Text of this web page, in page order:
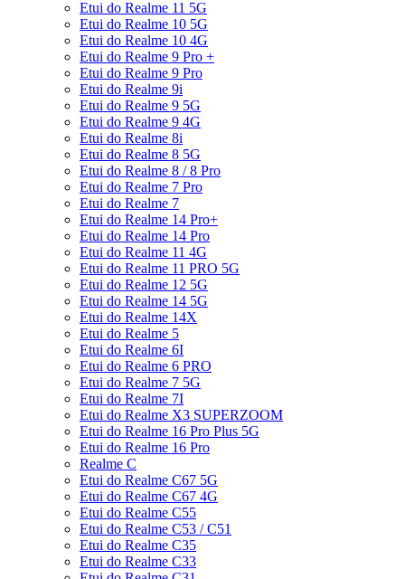
Etui do Realme 11 5G
Etui do Realme 10 5G
Etui do Realme 10 4G
Etui do Realme 9 Pro +
Etui do Realme 9 Pro
Etui do Realme 9i
Etui do Realme 9 5G
Etui do Realme 9 4G
Etui do Realme 8i
Etui do Realme 8 5G
Etui do Realme 8 / 8 Pro
Etui do Realme 7 Pro
Etui do Realme 7
Etui do Realme 14 Pro+
Etui do Realme 14 Pro
Etui do Realme 11 4G
Etui do Realme 11 PRO 5G
Etui do Realme 12 5G
Etui do Realme 14 5G
Etui do Realme 14X
Etui do Realme 5
Etui do Realme 6I
Etui do Realme 6 PRO
Etui do Realme 7 5G
Etui do Realme 7I
Etui do Realme X3 SUPERZOOM
Etui do Realme 16 Pro Plus 5G
Etui do Realme 16 Pro
Realme C
Etui do Realme C67 5G
Etui do Realme C67 4G
Etui do Realme C55
Etui do Realme C53 / C51
Etui do Realme C35
Etui do Realme C33